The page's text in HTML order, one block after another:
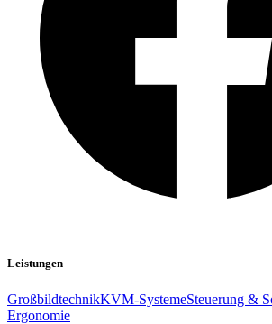
Leistungen
GroßbildtechnikKVM-SystemeSteuerung &
Ergonomie